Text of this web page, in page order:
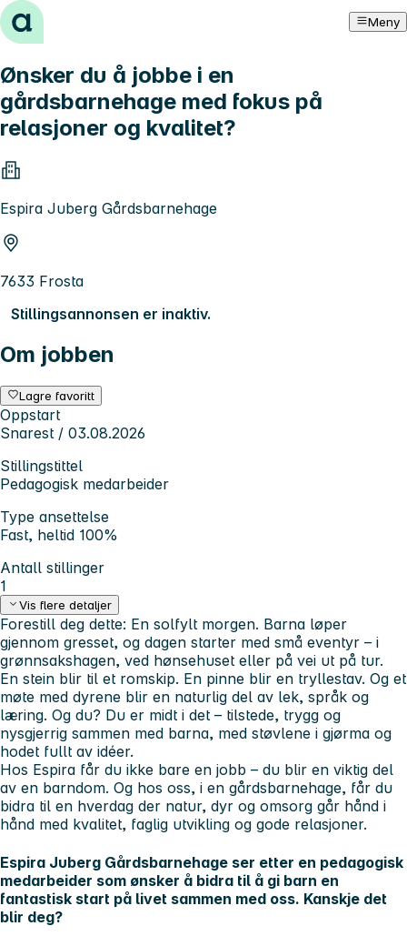
Hopp til innhold Meny
Ønsker du å jobbe i en
gårdsbarnehage med fokus på
relasjoner og kvalitet?
Espira Juberg Gårdsbarnehage
7633 Frosta
Stillingsannonsen er inaktiv.
Om jobben
Lagre favoritt
Oppstart
Snarest / 03.08.2026
Stillingstittel
Pedagogisk medarbeider
Type ansettelse
Fast, heltid 100%
Antall stillinger
1
Vis flere detaljer
Forestill deg dette: En solfylt morgen. Barna løper
gjennom gresset, og dagen starter med små eventyr – i
grønnsakshagen, ved hønsehuset eller på vei ut på tur.
En stein blir til et romskip. En pinne blir en tryllestav. Og et
møte med dyrene blir en naturlig del av lek, språk og
læring. Og du? Du er midt i det – tilstede, trygg og
nysgjerrig sammen med barna, med støvlene i gjørma og
hodet fullt av idéer.
Hos Espira får du ikke bare en jobb – du blir en viktig del
av en barndom. Og hos oss, i en gårdsbarnehage, får du
bidra til en hverdag der natur, dyr og omsorg går hånd i
hånd med kvalitet, faglig utvikling og gode relasjoner.
Espira Juberg Gårdsbarnehage ser etter en pedagogisk
medarbeider som ønsker å bidra til å gi barn en
fantastisk start på livet sammen med oss. Kanskje det
blir deg?